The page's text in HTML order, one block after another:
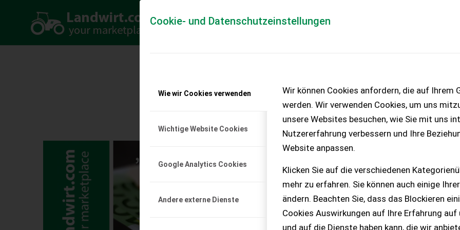
Cookie- und Datenschutzeinstellungen
Wie wir Cookies verwenden
Wichtige Website Cookies
Google Analytics Cookies
Andere externe Dienste
Wir können Cookies anfordern, die auf Ihrem
werden. Wir verwenden Cookies, um uns
unsere Websites besuchen, wie Sie mit uns
Nutzererfahrung verbessern und Ihre
Website anpassen.
Klicken Sie auf die verschiedenen
mehr zu erfahren. Sie können auch einige
ändern. Beachten Sie, dass das Blockieren
Cookies Auswirkungen auf Ihre Erfahrung auf
und auf die Dienste haben kann, die wir
Kennen Sie das auch?
Wenn Ihnen die
erhalten Sie in diesem
zu begegnen. Denn:
und vor allem zu
sicher darauf, nicht zu
natürlich auch.